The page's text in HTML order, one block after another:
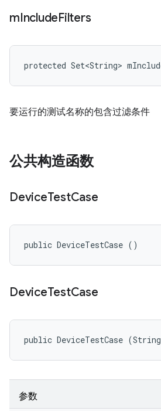
mIncludeFilters
protected Set<String>
要运行的测试名称的包含过滤条件
公共构造函数
DeviceTestCase
public DeviceTestCase ()
DeviceTestCase
public DeviceTestCase (String
参数